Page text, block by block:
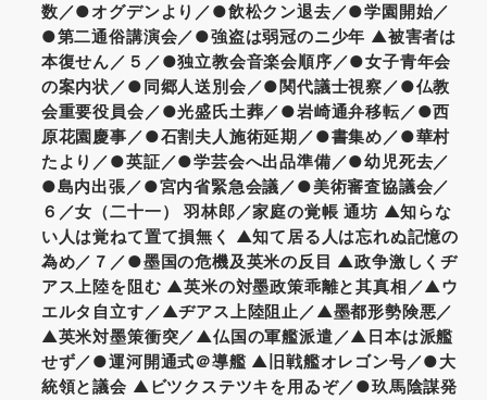
数／●オグデンより／●飲松クン退去／●学園開始／
●第二通俗講演会／●強盗は弱冠のニ少年 ▲被害者は
本復せん／５／●独立教会音楽会順序／●女子青年会
の案内状／●同郷人送別会／●関代議士視察／●仏教
会重要役員会／●光盛氏土葬／●岩崎通弁移転／●西
原花園慶事／●石割夫人施術延期／●書集め／●華村
たより／●英証／●学芸会へ出品準備／●幼児死去／
●島内出張／●宮内省緊急会議／●美術審査協議会／
６／女（二十一） 羽林郎／家庭の覚帳 通坊 ▲知らな
い人は覚ねて置て損無く ▲知て居る人は忘れぬ記憶の
為め／７／●墨国の危機及英米の反目 ▲政争激しくヂ
アス上陸を阻む ▲英米の対墨政策乖離と其真相／▲ウ
エルタ自立す／▲ヂアス上陸阻止／▲墨都形勢険悪／
▲英米対墨策衝突／▲仏国の軍艦派遣／▲日本は派艦
せず／●運河開通式＠導艦 ▲旧戦艦オレゴン号／●大
統領と議会 ▲ビツクステツキを用ゐぞ／●玖馬陰謀発